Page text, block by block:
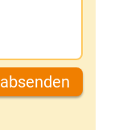
absenden